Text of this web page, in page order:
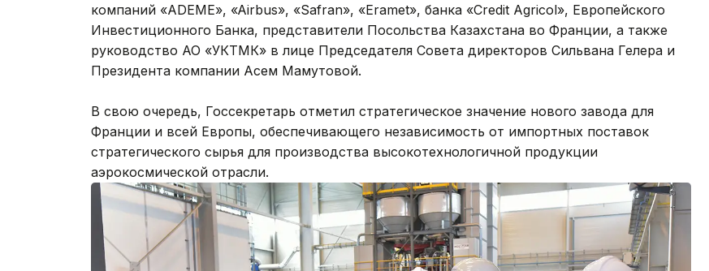
компаний «ADEME», «Airbus», «Safran», «Eramet», банка «Credit Agricol», Европейского
Инвестиционного Банка, представители Посольства Казахстана во Франции, а также
руководство АО «УКТМК» в лице Председателя Совета директоров Сильвана Гелера и
Президента компании Асем Мамутовой.
В свою очередь, Госсекретарь отметил стратегическое значение нового завода для
Франции и всей Европы, обеспечивающего независимость от импортных поставок
стратегического сырья для производства высокотехнологичной продукции
аэрокосмической отрасли.